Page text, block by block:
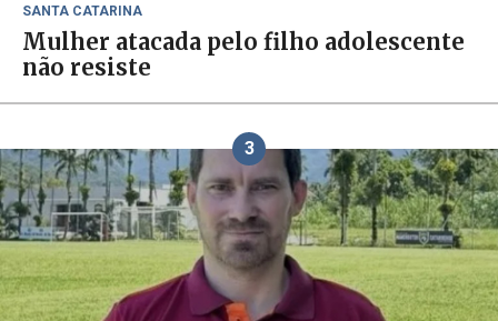
SANTA CATARINA
Mulher atacada pelo filho adolescente
não resiste
3